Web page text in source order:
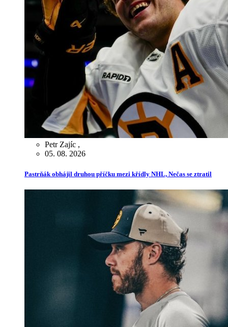
Petr Zajíc ,
05. 08. 2026
Pastrňák obhájil druhou příčku mezi křídly NHL, Nečas se ztratil